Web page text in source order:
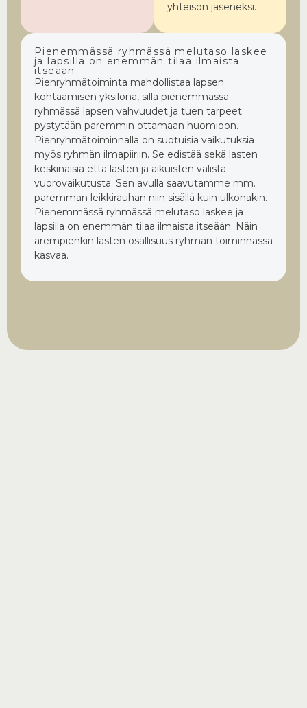
yhteisön jäseneksi.
Pienemmässä ryhmässä melutaso laskee
ja lapsilla on enemmän tilaa ilmaista
itseään
Pienryhmätoiminta mahdollistaa lapsen
kohtaamisen yksilönä, sillä pienemmässä
ryhmässä lapsen vahvuudet ja tuen tarpeet
pystytään paremmin ottamaan huomioon.
Pienryhmätoiminnalla on suotuisia vaikutuksia
myös ryhmän ilmapiiriin. Se edistää sekä lasten
keskinäisiä että lasten ja aikuisten välistä
vuorovaikutusta. Sen avulla saavutamme mm.
paremman leikkirauhan niin sisällä kuin ulkonakin.
Pienemmässä ryhmässä melutaso laskee ja
lapsilla on enemmän tilaa ilmaista itseään. Näin
arempienkin lasten osallisuus ryhmän toiminnassa
kasvaa.